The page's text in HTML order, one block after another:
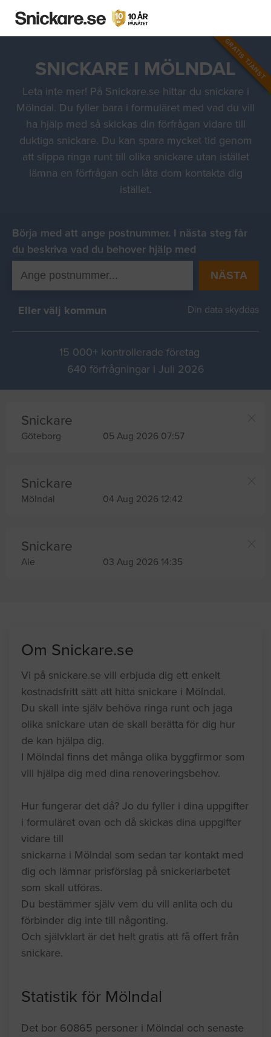
GRATIS TJÄNST
SNICKARE I MÖLNDAL
Leta inte mer! På Snickare.se hittar du snickare i
Mölndal. Du fyller bara i formuläret med vad du vill
ha hjälp med så skickas din förfrågan vidare till
duktiga snickare. Du kan spara mycket tid genom
att slippa ringa runt till olika snickare utan istället
lämna en förfrågan och låta dom kontakta dig
istället.
Börja med att ange postnummer. I nästa steg får
du beskriva vad du behover hjälp med
NÄSTA
Eller välj kommun Din data skyddas
15 000+ kontrollerade företag
640 förfrågningar i Juli 2026
Snickare
Göteborg 05 Aug 2026 07:57
Snickare
Mölndal 04 Aug 2026 12:42
Snickare
Ale 03 Aug 2026 14:35
Om Snickare.se
Vi på snickare.se vill erbjuda dig ett enkelt
kostnadsfritt sätt att hitta snickare i Mölndal.
Du skall inte själv behöva ringa runt och jaga
olika snickare utan de skall berätta för dig hur
de kan hjälpa dig.
I Mölndal finns det många olika byggfirmor som
vill hjälpa dig med dina renoveringsbehov.
Hur fungerar det då? Jo du fyller i dina uppgifter
i formuläret ovan och då skickas dina uppgifter
vidare till
snickarna i Mölndal som sedan tar kontakt med
dig och lämnar prisförslag på snickeriarbetet
som skall utföras.
Du bestämmer själv vem du vill anlita och du
förbinder dig inte till någonting.
Och självklart är det helt gratis att få offert från
snickare.
Statistik för Mölndal
Det bor 60865 personer i Mölndal och senaste